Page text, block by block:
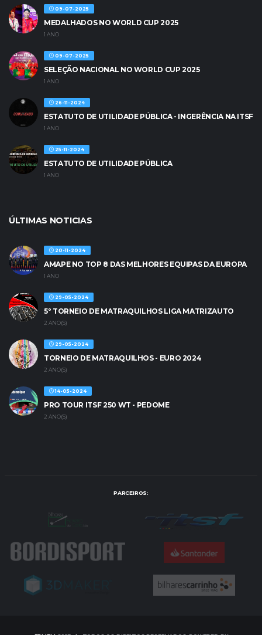
09-07-2025
MEDALHADOS NO WORLD CUP 2025
1 ANO
09-07-2025
SELEÇÃO NACIONAL NO WORLD CUP 2025
1 ANO
26-11-2024
ESTATUTO DE UTILIDADE PÚBLICA - INGERÊNCIA NA ITSF
1 ANO
25-11-2024
ESTATUTO DE UTILIDADE PÚBLICA
1 ANO
ÚLTIMAS NOTICIAS
20-11-2024
AMAPE NO TOP 8 DAS MELHORES EQUIPAS DA EUROPA
1 ANO
29-05-2024
5º TORNEIO DE MATRAQUILHOS LIGA MATRIZAUTO
2 ANO(S)
29-05-2024
TORNEIO DE MATRAQUILHOS - EURO 2024
2 ANO(S)
14-05-2024
PRO TOUR ITSF 250 WT - PEDOME
2 ANO(S)
PARCEIROS: